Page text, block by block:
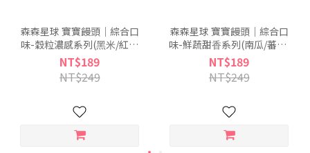
森森星球 寶寶饅頭｜綜合口
味-穀粒濃感系列(⿊⽶/紅藜
⿆/芝麻)｜適合1歲以上｜1包
入(200g)｜冷凍
NT$189
NT$249
森森星球 寶寶饅頭｜綜合口
味-鮮蔬甜⾹系列(南瓜/蕃薯/
紅蘿蔔)｜適合1歲以上｜1包
入(200g)｜冷凍
NT$189
NT$249